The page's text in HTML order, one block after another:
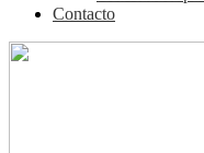
Contacto